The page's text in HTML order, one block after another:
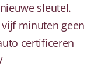
sleutel.
minuten geen
certificeren